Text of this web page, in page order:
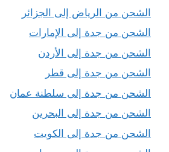
الشحن من الرياض إلى الجزائر
الشحن من جدة إلى الإمارات
الشحن من جدة إلى الأردن
الشحن من جدة إلى قطر
الشحن من جدة إلى سلطنة عمان
الشحن من جدة إلى البحرين
الشحن من جدة إلى الكويت